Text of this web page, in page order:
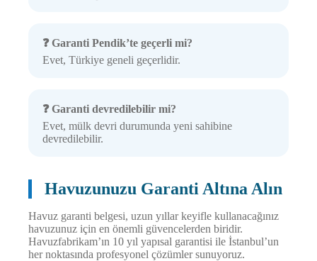
❓ Garanti Pendik’te geçerli mi?
Evet, Türkiye geneli geçerlidir.
❓ Garanti devredilebilir mi?
Evet, mülk devri durumunda yeni sahibine
devredilebilir.
Havuzunuzu Garanti Altına Alın
Havuz garanti belgesi, uzun yıllar keyifle kullanacağınız
havuzunuz için en önemli güvencelerden biridir.
Havuzfabrikam’ın 10 yıl yapısal garantisi ile İstanbul’un
her noktasında profesyonel çözümler sunuyoruz.